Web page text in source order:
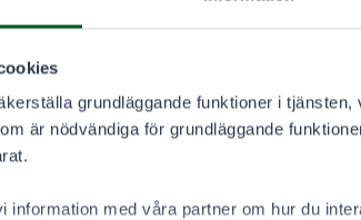
grundläggande funktioner i
är nödvändiga för grundläggande
information med våra partner om hur du
1.9.2026 kl. 09:00.